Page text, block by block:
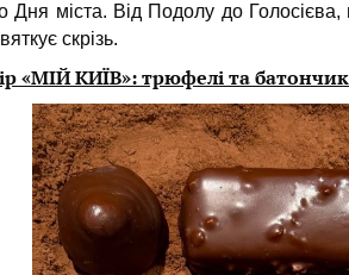
Дня міста. Від Подолу до Голосієва,
скрізь.
«МІЙ КИЇВ»: трюфелі та